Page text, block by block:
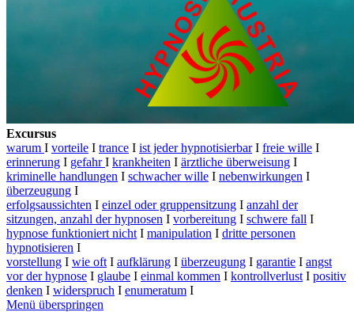
Excursus
warum I vorteile I trance I ist jeder hypnotisierbarI freie wille I
erinnerung I gefahrI krankheiten I ärztliche überweisung I
kriminelle handlungen I schwacher wille I nebenwirkungen I
überzeugung I
erfolgsaussichten I einzel oder gruppensitzung I anzahl der
sitzungen, anzahl der hypnosen I vorbereitung I schwere fall I
hypnose funktioniert nicht I manipulation I dritte personen
hypnotisieren I
vorstellung I wie oft I aufklärung I überzeugung I garantie I angst
vor der hypnose I glaube I einmal kommen I kontrollverlust I positiv
denken I widerspruch I enumeratum I
Menü überspringen